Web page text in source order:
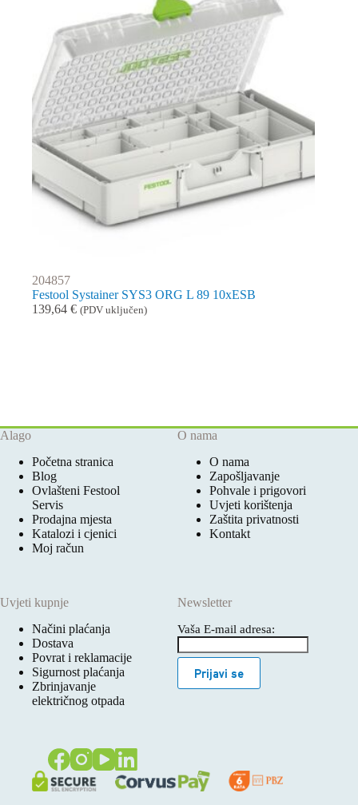
204857
Festool Systainer SYS3 ORG L 89 10xESB
139,64 € (PDV uključen)
Alago
Početna stranica
Blog
Ovlašteni Festool
Servis
Prodajna mjesta
Katalozi i cjenici
Moj račun
O nama
O nama
Zapošljavanje
Pohvale i prigovori
Uvjeti korištenja
Zaštita privatnosti
Kontakt
Uvjeti kupnje
Načini plaćanja
Dostava
Povrat i reklamacije
Sigurnost plaćanja
Zbrinjavanje
električnog otpada
Newsletter
Vaša E-mail adresa:
Prijavi se